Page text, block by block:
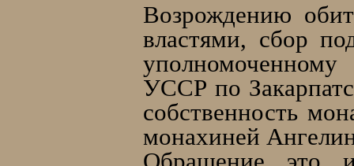
Возрождению
властями, сбор
УССР по
собственность
монахиней